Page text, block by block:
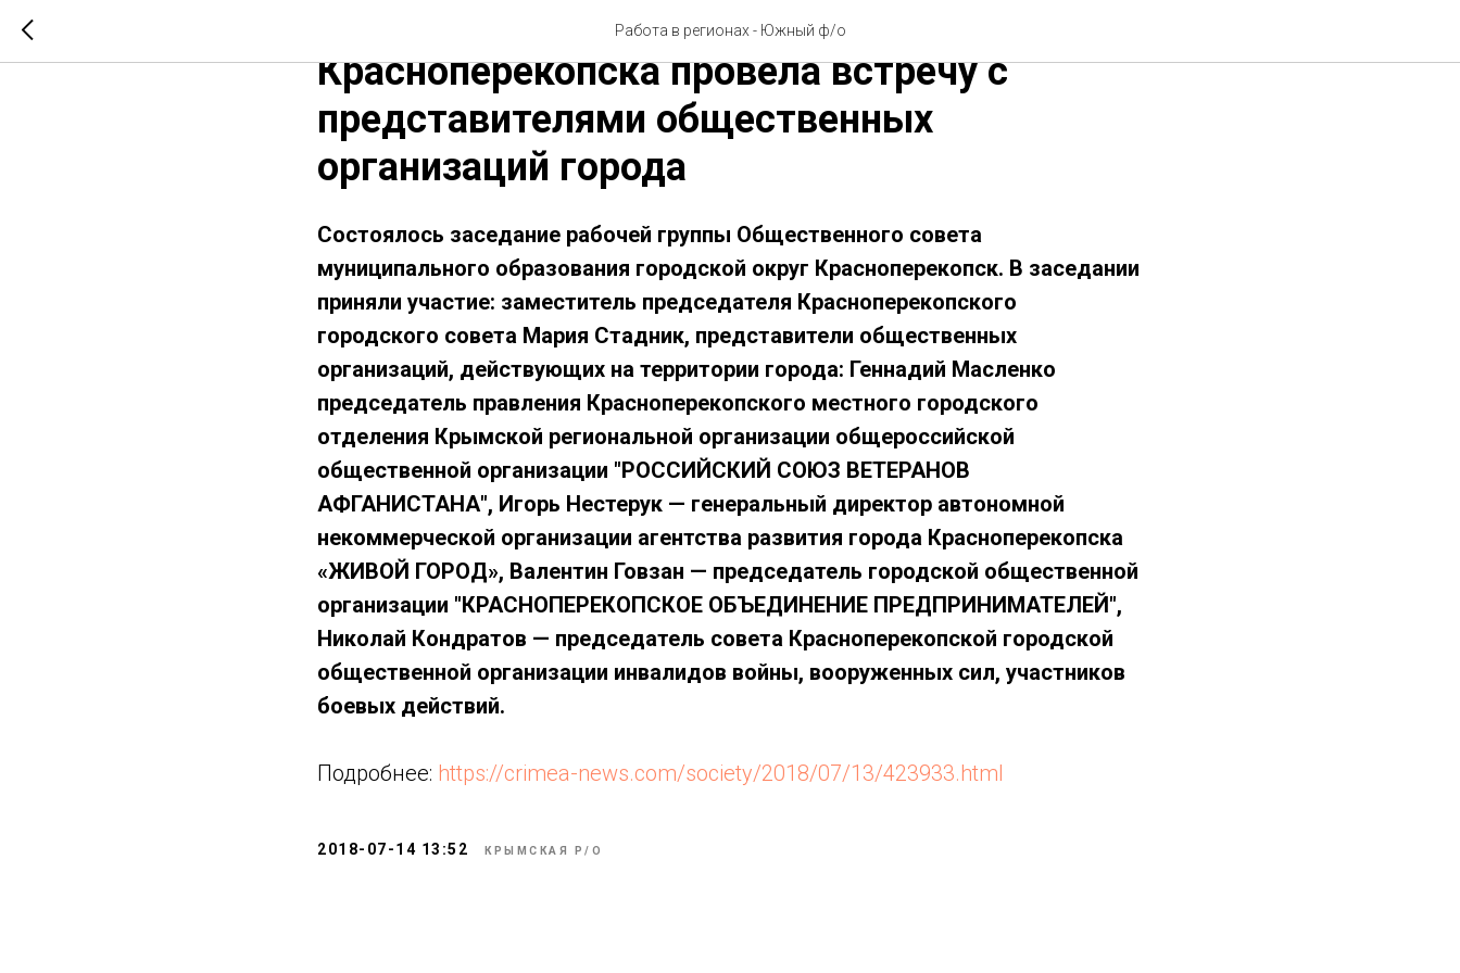
Работа в регионах - Южный ф/о
Рабочая группа общественного совета
Красноперекопска провела встречу с
представителями общественных
организаций города
Состоялось заседание рабочей группы Общественного совета
муниципального образования городской округ Красноперекопск. В заседании
приняли участие: заместитель председателя Красноперекопского
городского совета Мария Стадник, представители общественных
организаций, действующих на территории города: Геннадий Масленко
председатель правления Красноперекопского местного городского
отделения Крымской региональной организации общероссийской
общественной организации "РОССИЙСКИЙ СОЮЗ ВЕТЕРАНОВ
АФГАНИСТАНА", Игорь Нестерук — генеральный директор автономной
некоммерческой организации агентства развития города Красноперекопска
«ЖИВОЙ ГОРОД», Валентин Говзан — председатель городской общественной
организации "КРАСНОПЕРЕКОПСКОЕ ОБЪЕДИНЕНИЕ ПРЕДПРИНИМАТЕЛЕЙ",
Николай Кондратов — председатель совета Красноперекопской городской
общественной организации инвалидов войны, вооруженных сил, участников
боевых действий.
Подробнее: https://crimea-news.com/society/2018/07/13/423933.html
2018-07-14 13:52 КРЫМСКАЯ Р/О